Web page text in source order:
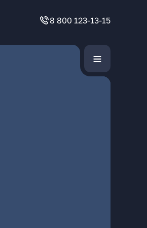
8 800 123-13-15